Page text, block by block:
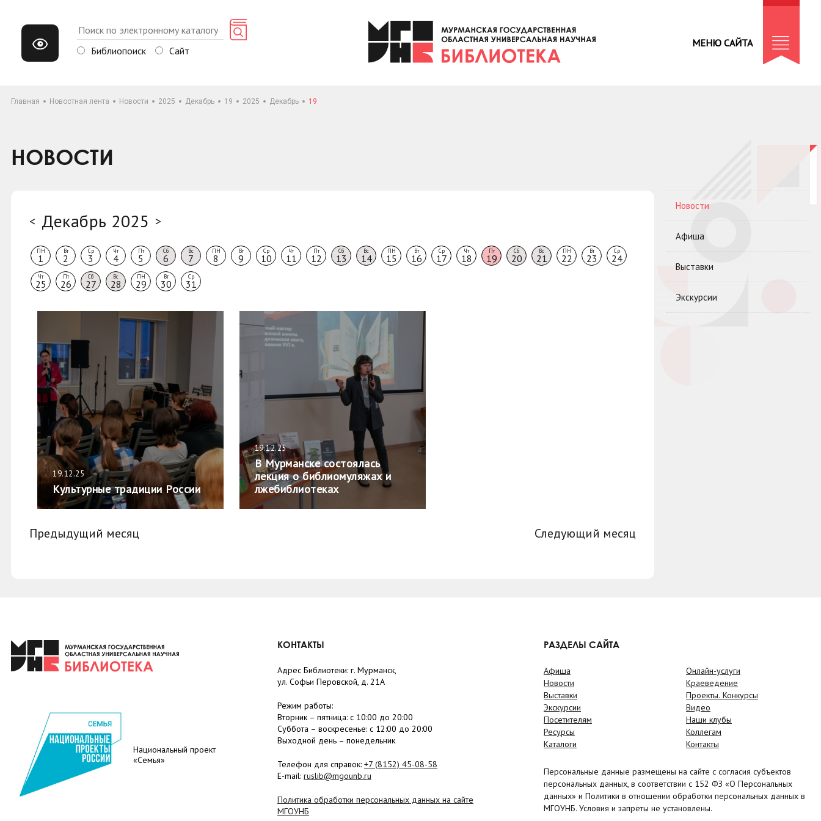
Библиопоиск Сайт
МЕНЮ САЙТА
Главная Новостная лента Новости 2025 Декабрь 19 2025 Декабрь 19
НОВОСТИ
< Декабрь 2025 >
ПН
1
Вт
2
Ср
3
Чт
4
Пт
5
Сб
6
Вс
7
ПН
8
Вт
9
Ср
10
Чт
11
Пт
12
Сб
13
Вс
14
ПН
15
Вт
16
Ср
17
Чт
18
Пт
19
Сб
20
Вс
21
ПН
22
Вт
23
Ср
24
Чт
25
Пт
26
Сб
27
Вс
28
ПН
29
Вт
30
Ср
31
19.12.25
Культурные традиции России
19.12.25
В Мурманске состоялась
лекция о библиомуляжах и
лжебиблиотеках
Предыдущий месяц Следующий месяц
Новости
Афиша
Выставки
Экскурсии
Национальный проект
«Семья»
КОНТАКТЫ
Адрес Библиотеки: г. Мурманск,
ул. Софьи Перовской, д. 21А
Режим работы:
Вторник – пятница: с 10:00 до 20:00
Суббота – воскресенье: c 12:00 до 20:00
Выходной день – понедельник
Телефон для справок: +7 (8152) 45-08-58
E-mail: ruslib@mgounb.ru
Политика обработки персональных данных на сайте
МГОУНБ
РАЗДЕЛЫ САЙТА
Афиша
Новости
Выставки
Экскурсии
Посетителям
Ресурсы
Каталоги
Онлайн-услуги
Краеведение
Проекты. Конкурсы
Видео
Наши клубы
Коллегам
Контакты
Персональные данные размещены на сайте с согласия субъектов
персональных данных, в соответствии с 152 ФЗ «О Персональных
данных» и Политики в отношении обработки персональных данных в
МГОУНБ. Условия и запреты не установлены.